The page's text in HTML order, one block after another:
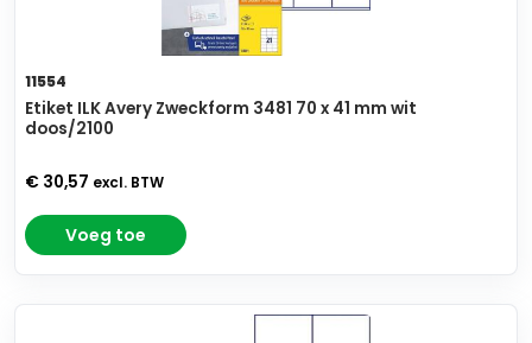
11554
Etiket ILK Avery Zweckform 3481 70 x 41 mm wit
doos/2100
€ 30,57 excl. BTW
Voeg toe